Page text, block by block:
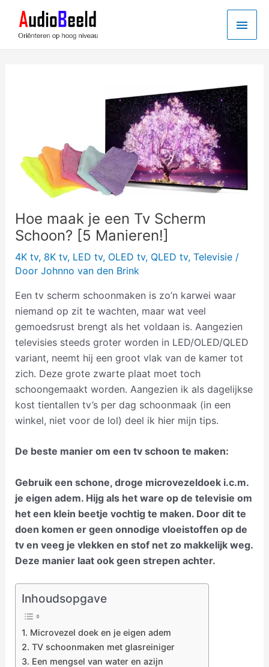
Hoe maak je een Tv Scherm
Schoon? [5 Manieren!]
4K tv, 8K tv, LED tv, OLED tv, QLED tv, Televisie/
Door Johnno van den Brink
Een tv scherm schoonmaken is zo’n karwei waar
niemand op zit te wachten, maar wat veel
gemoedsrust brengt als het voldaan is. Aangezien
televisies steeds groter worden in LED/OLED/QLED
variant, neemt hij een groot vlak van de kamer tot
zich. Deze grote zwarte plaat moet toch
schoongemaakt worden. Aangezien ik als dagelijkse
kost tientallen tv’s per dag schoonmaak (in een
winkel, niet voor de lol) deel ik hier mijn tips.
De beste manier om een tv schoon te maken:
Gebruik een schone, droge microvezeldoek i.c.m.
je eigen adem. Hijg als het ware op de televisie om
het een klein beetje vochtig te maken. Door dit te
doen komen er geen onnodige vloeistoffen op de
tv en veeg je vlekken en stof net zo makkelijk weg.
Deze manier laat ook geen strepen achter.
Inhoudsopgave
1. Microvezel doek en je eigen adem
2. TV schoonmaken met glasreiniger
3. Een mengsel van water en azijn